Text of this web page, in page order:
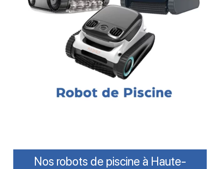
Nos robots de piscine à Haute-